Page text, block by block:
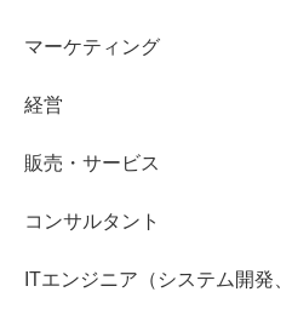
マーケティング
経営
販売・サービス
コンサルタント
ITエンジニア（システム開発